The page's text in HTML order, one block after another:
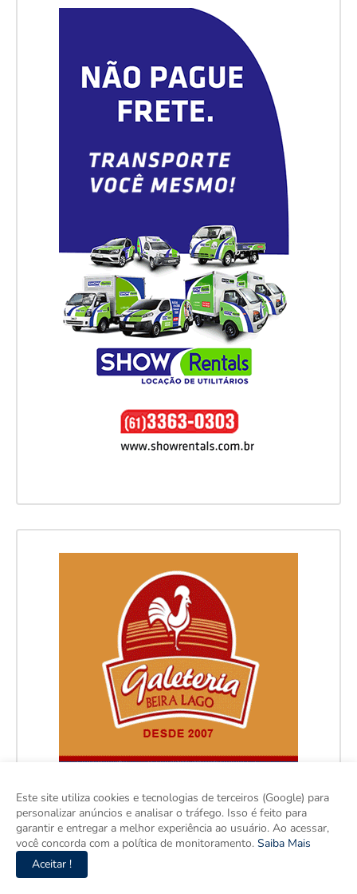
Este site utiliza cookies e tecnologias de terceiros (Google) para
personalizar anúncios e analisar o tráfego. Isso é feito para
garantir e entregar a melhor experiência ao usuário. Ao acessar,
você concorda com a política de monitoramento. Saiba Mais
Aceitar !